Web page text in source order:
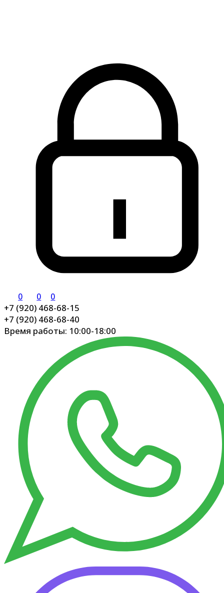
0 0 0
+7 (920) 468-68-15
+7 (920) 468-68-40
Время работы: 10:00-18:00